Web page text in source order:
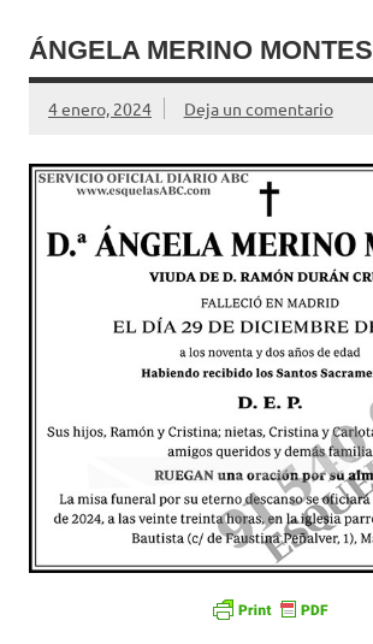
ÁNGELA MERINO MONTES
4 enero, 2024 Deja un comentario